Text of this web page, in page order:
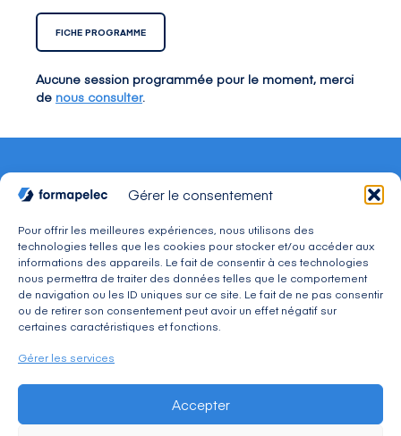
Gérer le consentement
Pour offrir les meilleures expériences, nous utilisons des
technologies telles que les cookies pour stocker et/ou accéder aux
informations des appareils. Le fait de consentir à ces technologies
nous permettra de traiter des données telles que le comportement
de navigation ou les ID uniques sur ce site. Le fait de ne pas consentir
ou de retirer son consentement peut avoir un effet négatif sur
certaines caractéristiques et fonctions.
Gérer les services
Accepter
FICHE PROGRAMME
Aucune session programmée pour le moment, merci
de nous consulter.
CONTACT
Adresse : 30, avenue du Président Wilson 94234
CACHAN Cedex
Téléphone : 01 49 08 03 03
Mail : commercial@formapelec.fr
ESPACE TÉLÉCHARGEMENT
ESPACE RECRUTEMENT